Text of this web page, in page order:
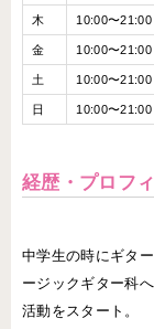
木 10:00〜21:00
金 10:00〜21:00
土 10:00〜21:00
日 10:00〜21:00
経歴・プロフ
中学生の時にギタ
ージックギター科
活動をスタート。